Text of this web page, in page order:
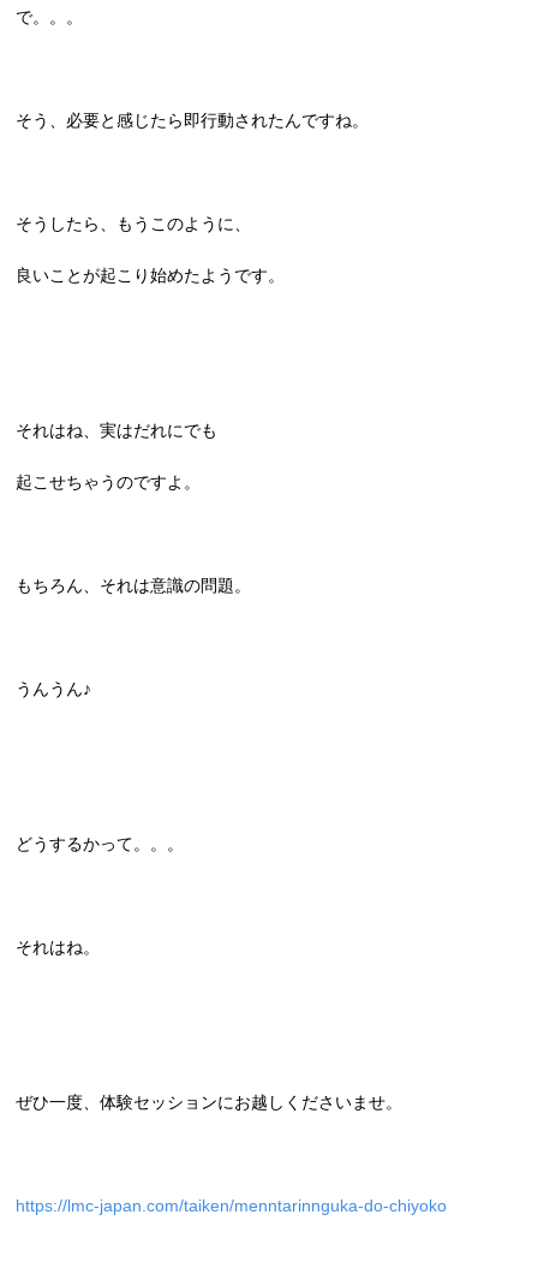
で。。。
そう、必要と感じたら即行動されたんですね。
そうしたら、もうこのように、
良いことが起こり始めたようです。
それはね、実はだれにでも
起こせちゃうのですよ。
もちろん、それは意識の問題。
うんうん♪
どうするかって。。。
それはね。
ぜひ一度、体験セッションにお越しくださいませ。
https://lmc-japan.com/taiken/menntarinnguka-do-chiyoko